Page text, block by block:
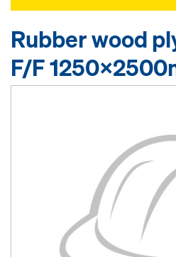
Rubber wood
F/F